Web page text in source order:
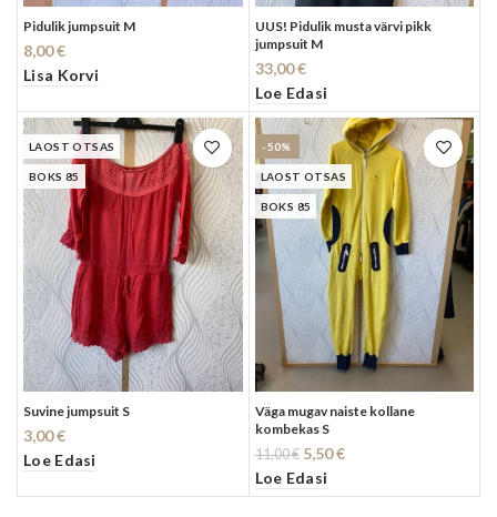
Pidulik jumpsuit M
8,00€
Lisa Korvi
UUS! Pidulik musta värvi pikk
jumpsuit M
33,00€
Loe Edasi
LAOST OTSAS
BOKS 85
Suvine jumpsuit S
3,00€
Loe Edasi
-50%
LAOST OTSAS
BOKS 85
Väga mugav naiste kollane
kombekas S
11,00€ Algne
hind
oli:
5,50€Current
is:
Loe Edasi